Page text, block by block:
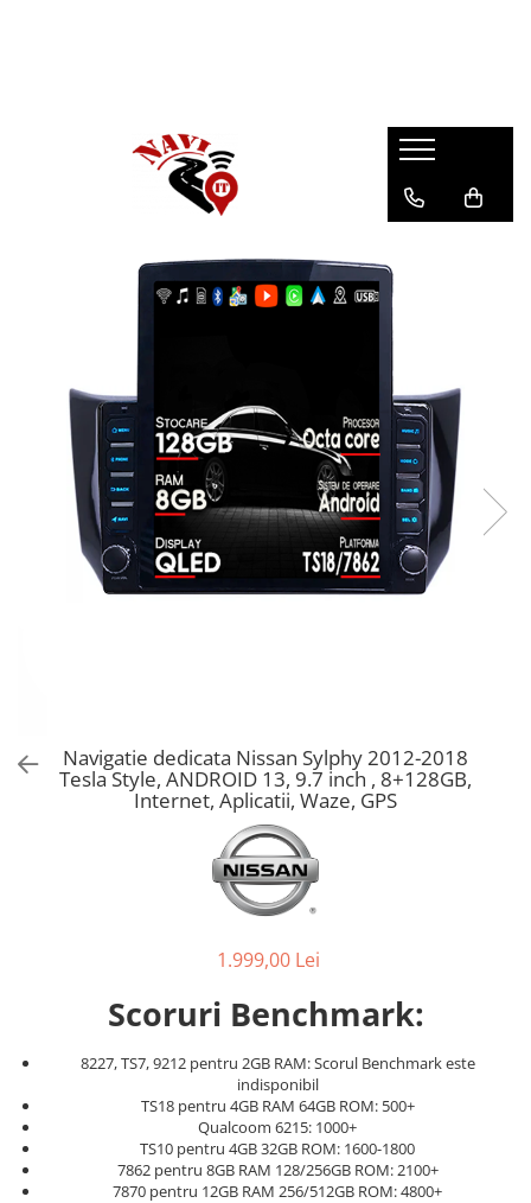
Navigatie dedicata Nissan Sylphy 2012-2018
Tesla Style, ANDROID 13, 9.7 inch , 8+128GB,
Internet, Aplicatii, Waze, GPS
1.999,00 Lei
Scoruri Benchmark:
8227, TS7, 9212 pentru 2GB RAM: Scorul Benchmark este
indisponibil
TS18 pentru 4GB RAM 64GB ROM: 500+
Qualcoom 6215: 1000+
TS10 pentru 4GB 32GB ROM: 1600-1800
7862 pentru 8GB RAM 128/256GB ROM: 2100+
7870 pentru 12GB RAM 256/512GB ROM: 4800+